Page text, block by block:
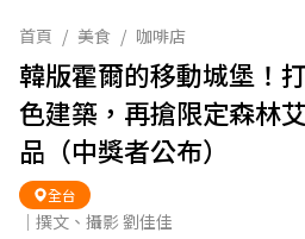
首頁 / 美食 / 咖啡店
韓版霍爾的移動城堡！
色建築，再搶限定森林
品（中獎者公布）
全台
｜撰文、攝影 劉佳佳